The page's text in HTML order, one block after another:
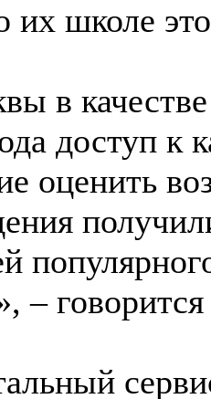
их школе
в
доступ к
оценить
–